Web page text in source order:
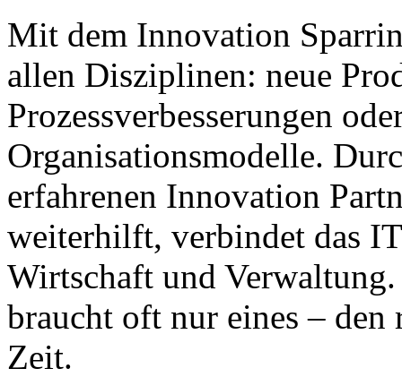
Mit dem Innovation
allen Disziplinen: neue
Prozessverbesserungen
Organisationsmodelle.
erfahrenen Innovation
weiterhilft, verbindet das
Wirtschaft und
braucht oft nur eines –
Zeit.